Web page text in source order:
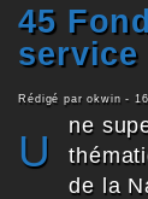
45 Fonds d'écran en libre
service
Rédigé par okwin -
U
ne
de la